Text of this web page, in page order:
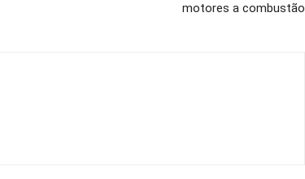
motores a combustão